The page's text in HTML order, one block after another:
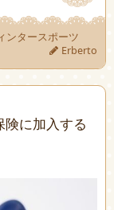
ンタースポーツ
Erberto
に加入する